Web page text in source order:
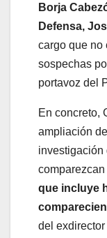
Borja
Defensa,
cargo que no
sospechas
portavoz del
En concreto,
ampliación
investigación
que incluye
del